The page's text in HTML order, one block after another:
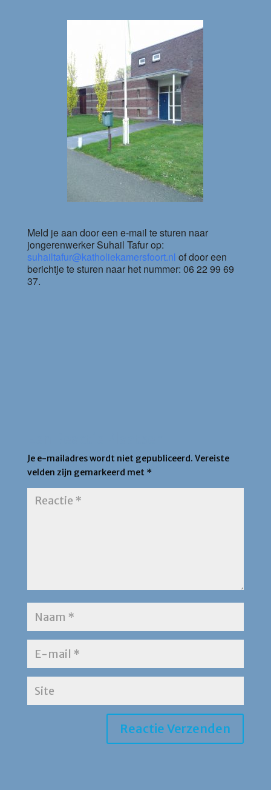
Meld je aan door een e-mail te sturen naar
jongerenwerker Suhail Tafur op:
suhailtafur@katholiekamersfoort.nl of door een
berichtje te sturen naar het nummer: 06 22 99 69
37.
Je e-mailadres wordt niet gepubliceerd. Vereiste
velden zijn gemarkeerd met *